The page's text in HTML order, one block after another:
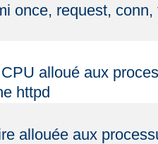
once, request,
alloué aux
httpd
allouée aux